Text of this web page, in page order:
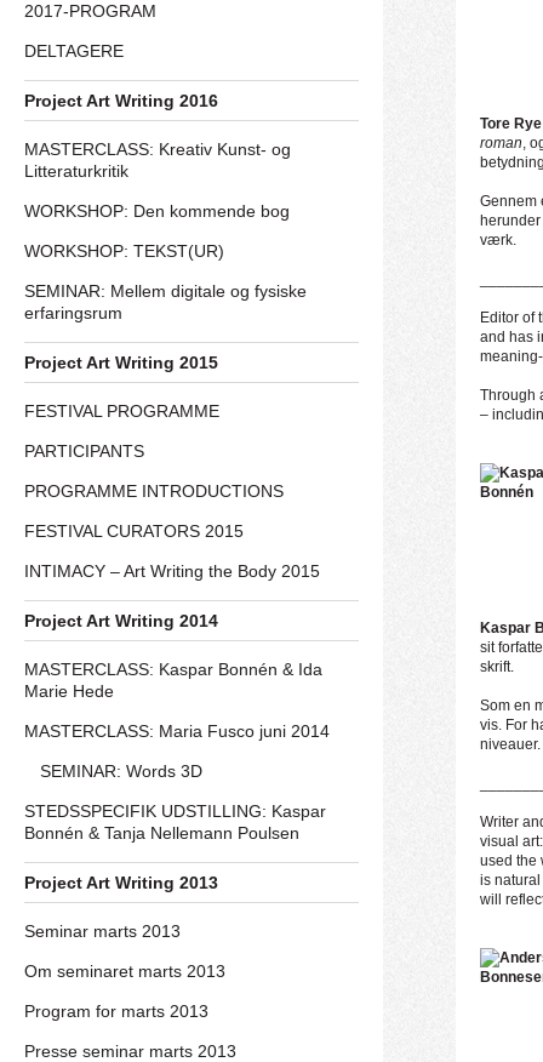
Tore
roman,
Gennem
værk.
Editor of
and has
Through
–
Kaspar
sit
skrift.
Som en
vis. For
Writer
visual
used the
is
will
2017-PROGRAM
DELTAGERE
Project Art Writing 2016
MASTERCLASS: Kreativ Kunst- og
Litteraturkritik
WORKSHOP: Den kommende bog
WORKSHOP: TEKST(UR)
SEMINAR: Mellem digitale og fysiske
erfaringsrum
Project Art Writing 2015
FESTIVAL PROGRAMME
PARTICIPANTS
PROGRAMME INTRODUCTIONS
FESTIVAL CURATORS 2015
INTIMACY – Art Writing the Body 2015
Project Art Writing 2014
MASTERCLASS: Kaspar Bonnén & Ida
Marie Hede
MASTERCLASS: Maria Fusco juni 2014
SEMINAR: Words 3D
STEDSSPECIFIK UDSTILLING: Kaspar
Bonnén & Tanja Nellemann Poulsen
Project Art Writing 2013
Seminar marts 2013
Om seminaret marts 2013
Program for marts 2013
Presse seminar marts 2013